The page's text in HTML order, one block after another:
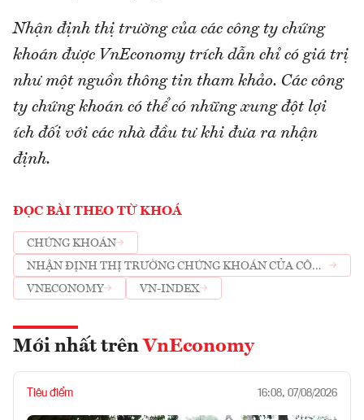
Nhận định thị trường của các công ty chứng
khoán được VnEconomy trích dẫn chỉ có giá trị
như một nguồn thông tin tham khảo. Các công
ty chứng khoán có thể có những xung đột lợi
ích đối với các nhà đầu tư khi đưa ra nhận
định.
ĐỌC BÀI THEO TỪ KHOÁ
CHỨNG KHOÁN
NHẬN ĐỊNH THỊ TRƯỜNG CHỨNG KHOÁN CỦA CÔNG
TY CHỨNG KHOÁN
VNECONOMY VN-INDEX
Mới nhất trên VnEconomy
Tiêu điểm 16:08, 07/08/2026